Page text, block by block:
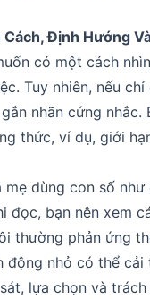
Định Hướng
có một cách
Tuy nhiên, nếu
nhãn cứng nhắc.
thức, ví dụ, giới
dùng con số
đọc, bạn nên xem
thường phản ứng
động nhỏ có thể
lựa chọn và trách